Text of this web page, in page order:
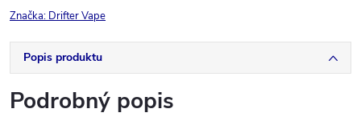
Značka: Drifter Vape
Popis produktu
Podrobný popis